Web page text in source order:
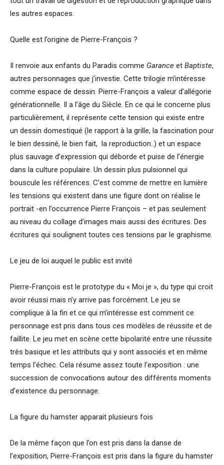
les autres espaces.
Quelle est l’origine de Pierre-François ?
Il renvoie aux enfants du Paradis comme Garance et Baptiste,
autres personnages que j’investie. Cette trilogie m’intéresse
comme espace de dessin. Pierre-François a valeur d’allégorie
générationnelle. Il a l’âge du Siècle. En ce qui le concerne plus
particulièrement, il représente cette tension qui existe entre
un dessin domestiqué (le rapport à la grille, la fascination pour
le bien dessiné, le bien fait, la reproduction..) et un espace
plus sauvage d’expression qui déborde et puise de l’énergie
dans la culture populaire. Un dessin plus pulsionnel qui
bouscule les références. C’est comme de mettre en lumière
les tensions qui existent dans une figure dont on réalise le
portrait -en l’occurrence Pierre François – et pas seulement
au niveau du collage d’images mais aussi des écritures. Des
écritures qui soulignent toutes ces tensions par le graphisme.
Le jeu de loi auquel le public est invité
Pierre-François est le prototype du « Moi je », du type qui croit
avoir réussi mais n’y arrive pas forcément. Le jeu se
complique à la fin et ce qui m’intéresse est comment ce
personnage est pris dans tous ces modèles de réussite et de
faillite. Le jeu met en scène cette bipolarité entre une réussite
très basique et les attributs qui y sont associés et en même
temps l’échec. Cela résume assez toute l’exposition : une
succession de convocations autour des différents moments
d’existence du personnage.
La figure du hamster apparait plusieurs fois
De la même façon que l’on est pris dans la danse de
l’exposition, Pierre-François est pris dans la figure du hamster